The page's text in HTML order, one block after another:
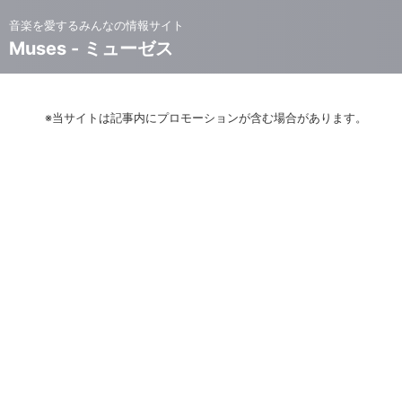
音楽を愛するみんなの情報サイト
Muses - ミューゼス
※当サイトは記事内にプロモーションが含む場合があります。